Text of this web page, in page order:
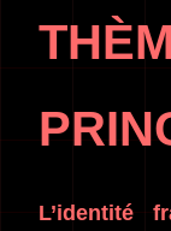
L’identité